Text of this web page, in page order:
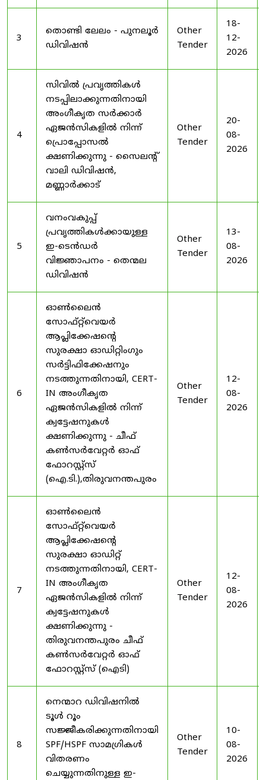
3
തൊണ്ടി ലേലം - പുനലൂർ
ഡിവിഷൻ
Other
Tender
18-
12-
2026
4
സിവിൽ പ്രവൃത്തികൾ
നടപ്പിലാക്കുന്നതിനായി
അംഗീകൃത സർക്കാർ
ഏജൻസികളിൽ നിന്ന്
പ്രൊപ്പോസൽ
ക്ഷണിക്കുന്നു - സൈലന്റ്
വാലി ഡിവിഷൻ,
മണ്ണാർക്കാട്
Other
Tender
20-
08-
2026
5
വനംവകുപ്പ്
പ്രവൃത്തികൾക്കായുള്ള
ഇ-ടെൻഡർ
വിജ്ഞാപനം - തെന്മല
ഡിവിഷൻ
Other
Tender
13-
08-
2026
6
ഓൺലൈൻ
സോഫ്റ്റ്‌വെയർ
ആപ്ലിക്കേഷന്റെ
സുരക്ഷാ ഓഡിറ്റിംഗും
സർട്ടിഫിക്കേഷനും
നടത്തുന്നതിനായി, CERT-
IN അംഗീകൃത
ഏജൻസികളിൽ നിന്ന്
ക്വട്ടേഷനുകൾ
ക്ഷണിക്കുന്നു - ചീഫ്
കൺസർവേറ്റർ ഓഫ്
ഫോറസ്റ്റ്സ്
(ഐ.ടി.),തിരുവനന്തപുരം
Other
Tender
12-
08-
2026
7
ഓൺലൈൻ
സോഫ്റ്റ്‌വെയർ
ആപ്ലിക്കേഷന്റെ
സുരക്ഷാ ഓഡിറ്റ്
നടത്തുന്നതിനായി, CERT-
IN അംഗീകൃത
ഏജൻസികളിൽ നിന്ന്
ക്വട്ടേഷനുകൾ
ക്ഷണിക്കുന്നു -
തിരുവനന്തപുരം ചീഫ്
കൺസർവേറ്റർ ഓഫ്
ഫോറസ്റ്റ്സ് (ഐടി)
Other
Tender
12-
08-
2026
8
നെന്മാറ ഡിവിഷനിൽ
ടൂൾ റൂം
സജ്ജീകരിക്കുന്നതിനായി
SPF/HSPF സാമഗ്രികൾ
വിതരണം
ചെയ്യുന്നതിനുള്ള ഇ-
Other
Tender
10-
08-
2026